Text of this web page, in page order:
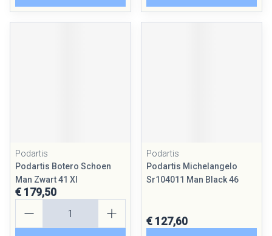
Podartis
Podartis Botero Schoen
Man Zwart 41 Xl
€ 179,50
Podartis
Podartis Michelangelo
Sr104011 Man Black 46
€ 127,60